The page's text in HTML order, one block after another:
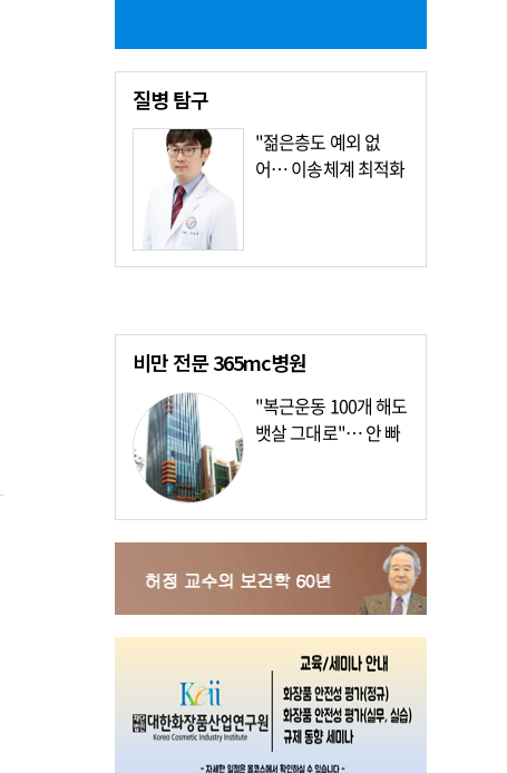
질병탐구
"젊은층도 예외 없
어… 이송체계 최적화
비만 전문365mc병원
"복근운동 100개 해도
뱃살 그대로"… 안 빠